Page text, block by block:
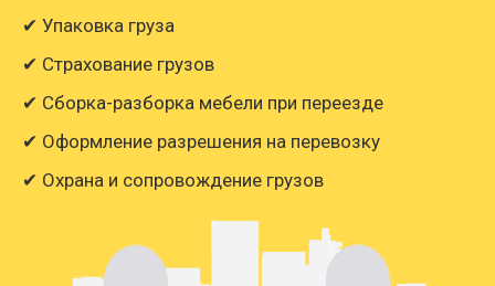
✔ Упаковка груза
✔ Страхование грузов
✔ Сборка-разборка мебели при переезде
✔ Оформление разрешения на перевозку
✔ Охрана и сопровождение грузов